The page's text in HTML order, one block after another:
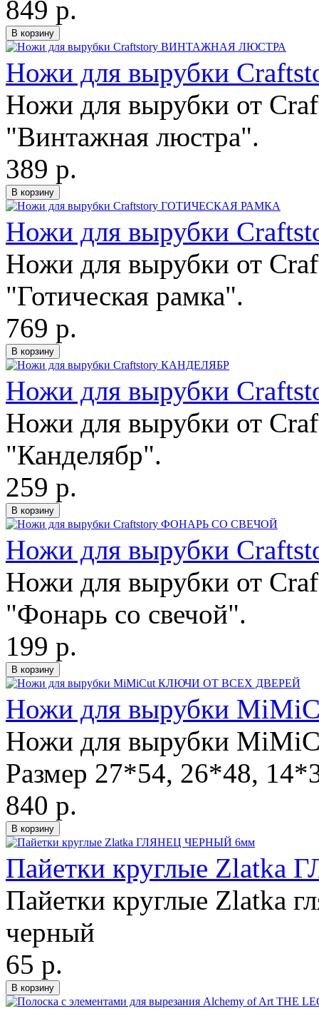
849 р.
Ножи для вырубки
Ножи для вырубки от
"Винтажная люстра".
389 р.
Ножи для вырубки
Ножи для вырубки от
"Готическая рамка".
769 р.
Ножи для вырубки
Ножи для вырубки от
"Канделябр".
259 р.
Ножи для вырубки
Ножи для вырубки от
"Фонарь со свечой".
199 р.
Ножи для вырубки
Ножи для вырубки
Размер 27*54, 26*48,
840 р.
Пайетки круглые
Пайетки круглые Zlatka
черный
65 р.